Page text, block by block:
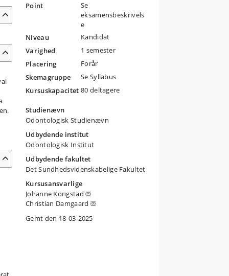
Point
Se
eksamensbeskrivels
e
Niveau
Kandidat
Varighed
1 semester
Placering
Forår
Skemagruppe
Se Syllabus
Kursuskapacitet 80 deltagere
Studienævn
Odontologisk Studienævn
Udbydende institut
Odontologisk Institut
Udbydende fakultet
Det Sundhedsvidenskabelige Fakultet
Kursusansvarlige
Johanne Kongstad
Christian Damgaard
Gemt den 18-03-2025